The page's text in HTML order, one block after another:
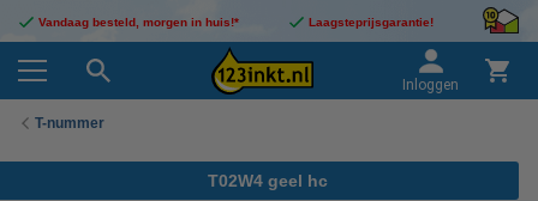
Vandaag besteld, morgen in huis!* Laagsteprijsgarantie!
Inloggen
T-nummer
T02W4 geel hc